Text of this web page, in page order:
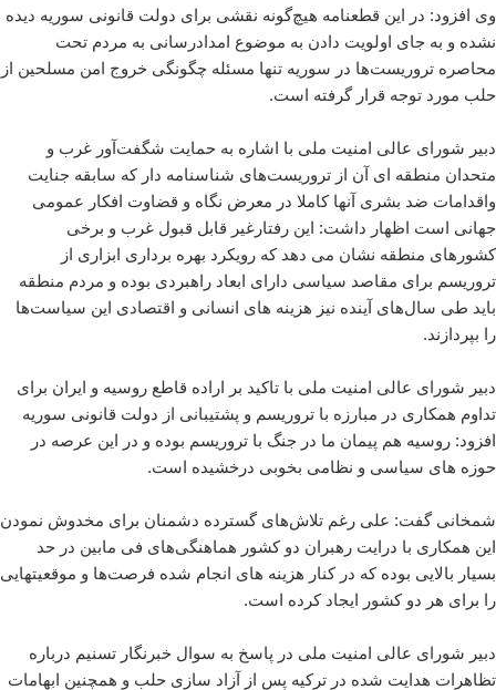
وی افزود: در این قطعنامه هیچ‌گونه نقشی برای دولت قانونی سوریه دیده
نشده و به جای اولویت دادن به موضوع امدادرسانی به مردم تحت
محاصره تروریست‌ها در سوریه تنها مسئله چگونگی خروج امن مسلحین از
حلب مورد توجه قرار گرفته است.
دبیر شورای عالی امنیت ملی با اشاره به حمایت شگفت‌آور غرب و
متحدان منطقه ای آن از تروریست‌های شناسنامه دار که سابقه جنایت
واقدامات ضد بشری آنها کاملا در معرض نگاه و قضاوت افکار عمومی
جهانی است اظهار داشت: این رفتارغیر قابل قبول غرب و برخی
کشورهای منطقه نشان می دهد که رویکرد بهره برداری ابزاری از
تروریسم برای مقاصد سیاسی دارای ابعاد راهبردی بوده و مردم منطقه
باید طی سال‌های آینده نیز هزینه های انسانی و اقتصادی این سیاست‌ها
را بپردازند.
دبیر شورای عالی امنیت ملی با تاکید بر اراده قاطع روسیه و ایران برای
تداوم همکاری در مبارزه با تروریسم و پشتیبانی از دولت قانونی سوریه
افزود: روسیه هم پیمان ما در جنگ با تروریسم بوده و در این عرصه در
حوزه های سیاسی و نظامی بخوبی درخشیده است.
شمخانی گفت: علی رغم تلاش‌های گسترده دشمنان برای مخدوش نمودن
این همکاری با درایت رهبران دو کشور هماهنگی‌های فی مابین در حد
بسیار بالایی بوده که در کنار هزینه های انجام شده فرصت‌ها و موقعیتهایی
را برای هر دو کشور ایجاد کرده است.
دبیر شورای عالی امنیت ملی در پاسخ به سوال خبرنگار تسنیم درباره
تظاهرات هدایت شده در ترکیه پس از آزاد سازی حلب و همچنین ابهامات